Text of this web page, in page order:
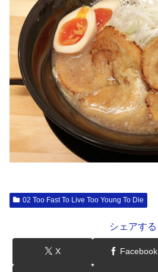
02 Too Fast To Live Too Young To Die
シェアする
X Facebook